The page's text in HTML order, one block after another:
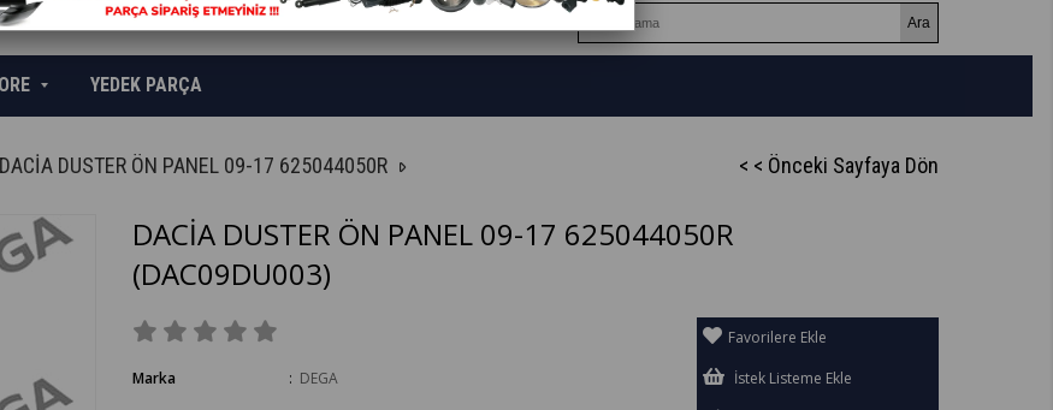
YEDEK PARÇA
DACİA DUSTER ÖN PANEL 09-17 625044050R < < Önceki Sayfaya Dön
DACİA DUSTER ÖN PANEL 09-17 625044050R
(DAC09DU003)
Marka : DEGA
Favorilere Ekle
İstek Listeme Ekle